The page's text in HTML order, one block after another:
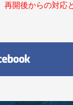
再開後からの対応